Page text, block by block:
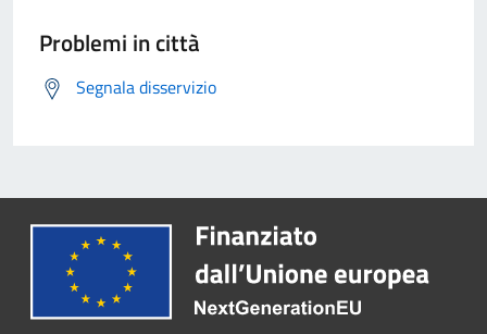
Problemi in città
Segnala disservizio